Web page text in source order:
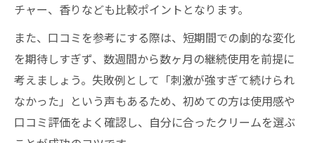
チャー、香りなども比較ポイントとなります。
また、口コミを参考にする際は、短期間での劇的な変化
を期待しすぎず、数週間から数ヶ月の継続使用を前提に
考えましょう。失敗例として「刺激が強すぎて続けられ
なかった」という声もあるため、初めての方は使用感や
口コミ評価をよく確認し、自分に合ったクリームを選ぶ